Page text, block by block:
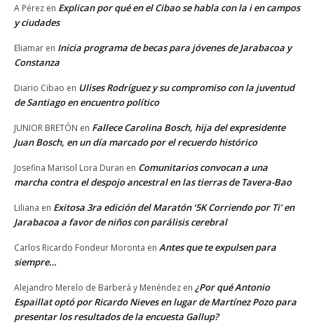
A Pérez en Explican por qué en el Cibao se habla con la i en campos
y ciudades
Eliamar en Inicia programa de becas para jóvenes de Jarabacoa y
Constanza
Diario Cibao en Ulises Rodríguez y su compromiso con la juventud
de Santiago en encuentro político
JUNIOR BRETÓN en Fallece Carolina Bosch, hija del expresidente
Juan Bosch, en un día marcado por el recuerdo histórico
Josefina Marisol Lora Duran en Comunitarios convocan a una
marcha contra el despojo ancestral en las tierras de Tavera-Bao
Liliana en Exitosa 3ra edición del Maratón ‘5K Corriendo por Ti’ en
Jarabacoa a favor de niños con parálisis cerebral
Carlos Ricardo Fondeur Moronta en Antes que te expulsen para
siempre…
Alejandro Merelo de Barberá y Menéndez en ¿Por qué Antonio
Espaillat optó por Ricardo Nieves en lugar de Martínez Pozo para
presentar los resultados de la encuesta Gallup?